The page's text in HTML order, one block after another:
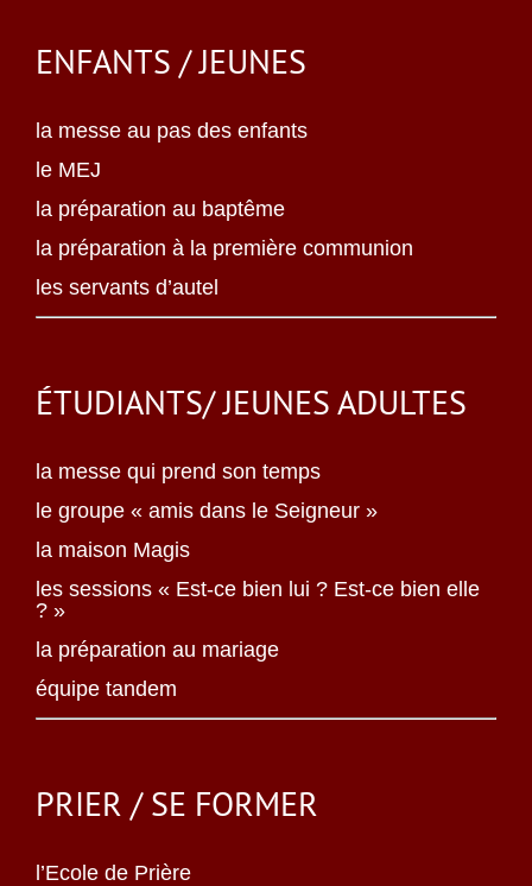
ENFANTS / JEUNES
la messe au pas des enfants
le MEJ
la préparation au baptême
la préparation à la première communion
les servants d’autel
ÉTUDIANTS/ JEUNES ADULTES
la messe qui prend son temps
le groupe « amis dans le Seigneur »
la maison Magis
les sessions « Est-ce bien lui ? Est-ce bien elle
? »
la préparation au mariage
équipe tandem
PRIER / SE FORMER
l’Ecole de Prière